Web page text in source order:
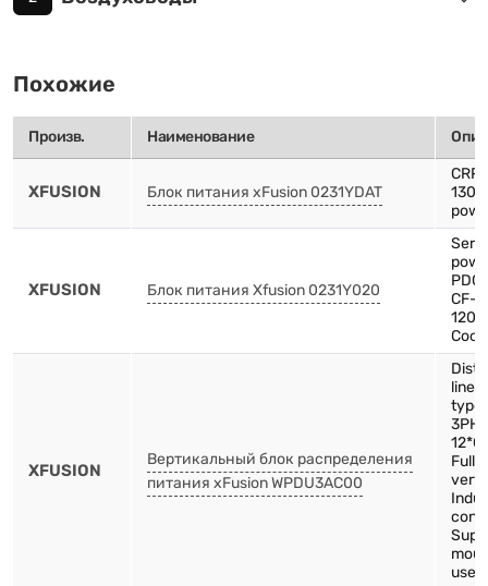
Похожие
Произв. Наименование
XFUSION Блок питания xFusion 0231YDAT
XFUSION Блок питания Xfusion 0231Y020 CF-
XFUSION
Вертикальный блок распределения
питания xFusion WPDU3AC00
line-
Full
use